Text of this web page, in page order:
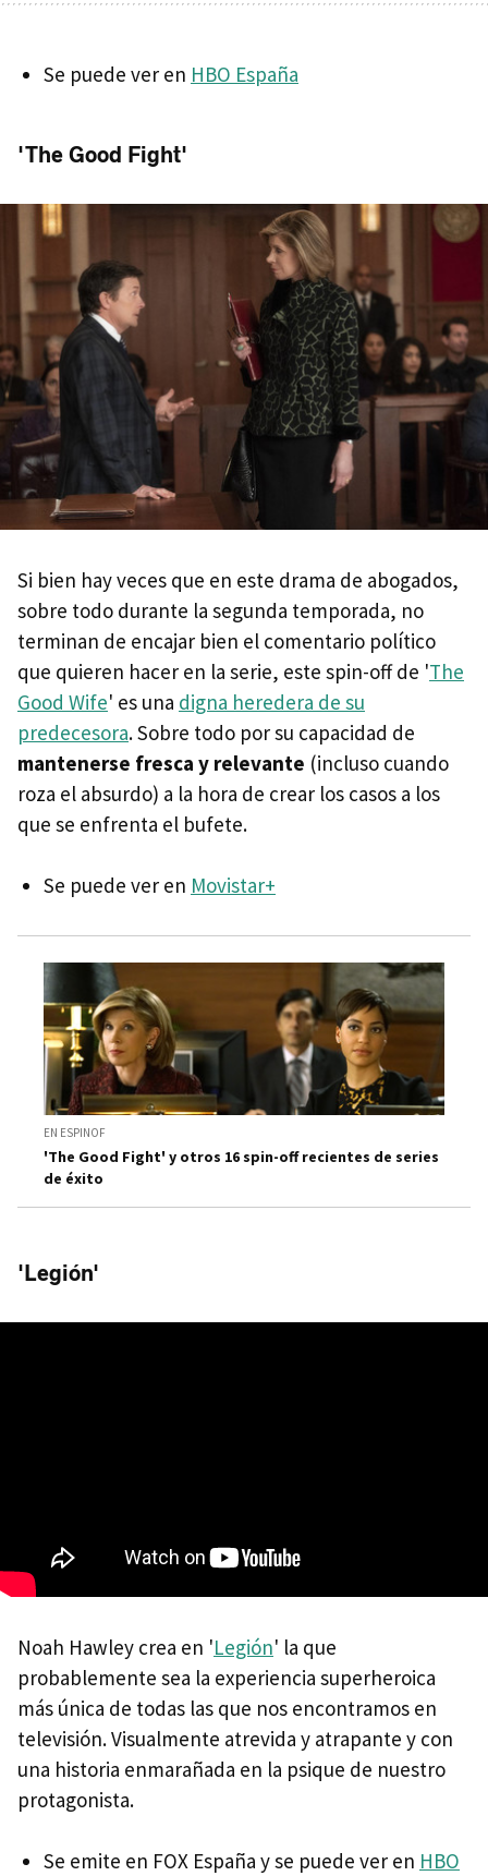
Se puede ver en HBO España
'The Good Fight'
Si bien hay veces que en este drama de abogados,
sobre todo durante la segunda temporada, no
terminan de encajar bien el comentario político
que quieren hacer en la serie, este spin-off de 'The
Good Wife' es una digna heredera de su
predecesora. Sobre todo por su capacidad de
mantenerse fresca y relevante (incluso cuando
roza el absurdo) a la hora de crear los casos a los
que se enfrenta el bufete.
Se puede ver en Movistar+
EN ESPINOF
'The Good Fight' y otros 16 spin-off recientes de series
de éxito
'Legión'
Noah Hawley crea en 'Legión' la que
probablemente sea la experiencia superheroica
más única de todas las que nos encontramos en
televisión. Visualmente atrevida y atrapante y con
una historia enmarañada en la psique de nuestro
protagonista.
Se emite en FOX España y se puede ver en HBO